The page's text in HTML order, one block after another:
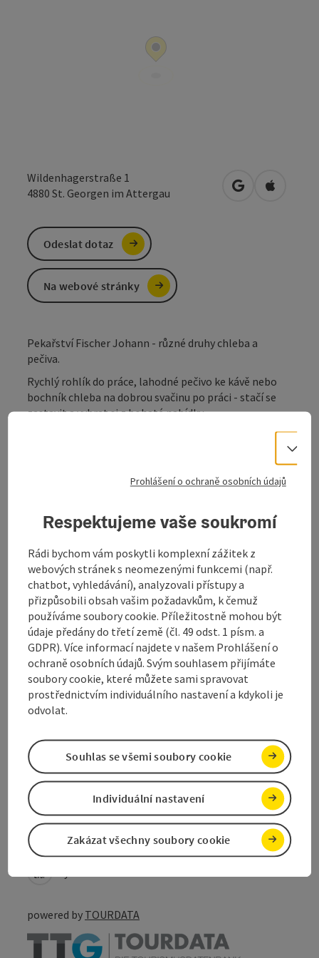
Wildenhagerstraße 1
4880 St. Georgen im Attergau Otevřít vOtevřít v
Pekařství Fischer Johann - různé druhy chleba a
pečiva.
Rychlý rohlík do práce, lahodné pečivo ke kávě nebo
bochník chleba na dobrou svačinu po práci - stačí se
zastavit a vybrat si z bohaté nabídky.
Otevírací doba
Příjezd
Ceny
Způsobilost
Bezbariérovost
Odeslat dotaz
Na webové stránky
Označit příspěvek
přejít na poznámky
Vytisknout
příspěvek
V okolí
powered by TOURDATA
Prohlášení o ochraně osobních údajů
Respektujeme vaše soukromí
Rádi bychom vám poskytli komplexní zážitek z
webových stránek s neomezenými funkcemi (např.
chatbot, vyhledávání), analyzovali přístupy a
přizpůsobili obsah vašim požadavkům, k čemuž
používáme soubory cookie. Příležitostně mohou být
údaje předány do třetí země (čl. 49 odst. 1 písm. a
GDPR). Více informací najdete v našem Prohlášení o
ochraně osobních údajů. Svým souhlasem přijímáte
soubory cookie, které můžete sami spravovat
prostřednictvím individuálního nastavení a kdykoli je
odvolat.
Zakázat všechny soubory cookie
Individuální nastavení
Souhlas se všemi soubory cookie